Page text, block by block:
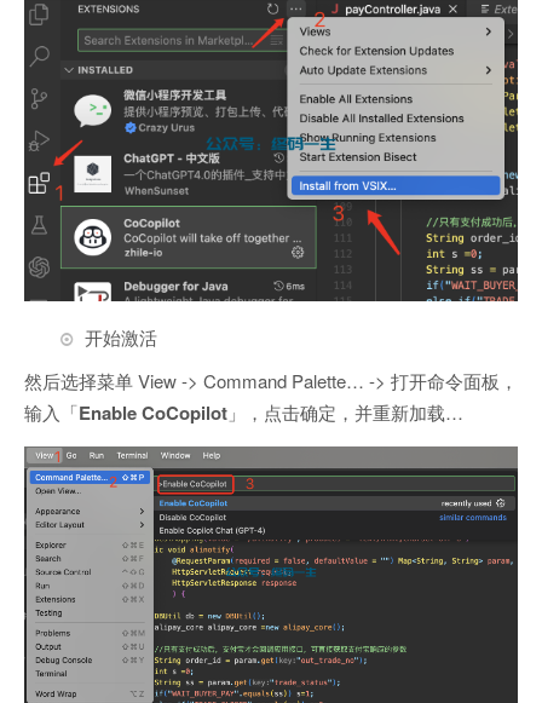
开始激活
然后选择菜单 View -> Command Palette… -> 打开命令面板，
输入「Enable CoCopilot 」，点击确定，并重新加载…